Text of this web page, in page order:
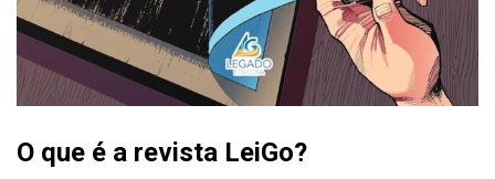
O que é a revista LeiGo?